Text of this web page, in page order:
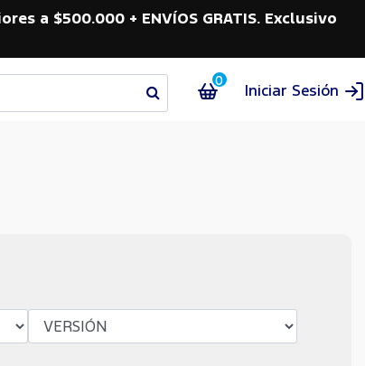
a $500.000 + ENVÍOS GRATIS. Exclusivo
0
Iniciar Sesión